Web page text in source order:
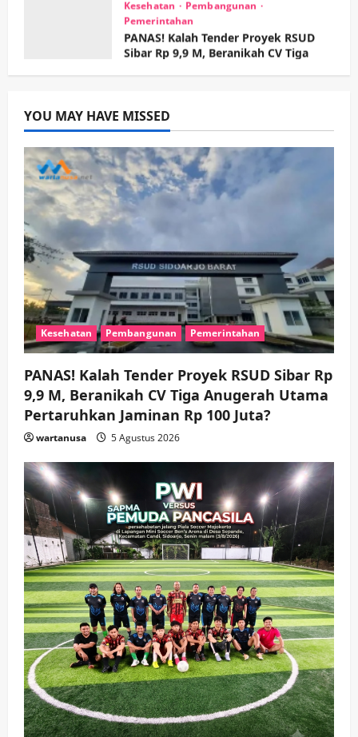
PANAS! Kalah Tender Proyek RSUD
Sibar Rp 9,9 M, Beranikah CV Tiga
Anugerah Utama Pertaruhkan
Jaminan Rp 100 Juta?
wartanusa 5 Agustus 2026
2
PWI dan Sapma PP Sidoarjo
Memanaskan Mesin Menuju Piala
wartanusa 5 Agustus 2026
3
Ekonomi Hiburan Pemerintahan
HOT NEWS: Ribuan Warga Wage
Tumplek Blek di Bazar Rakyat Jalan
Jambu, Borong Kuliner UMKM Sambil
wartanusa 4 Agustus 2026
Keagamaan Pemerintahan
Pemkab Sidoarjo & Muhammadiyah
Sinergi Permudah Perizinan, Wakaf,
hingga Hibah
5
Keagamaan Pemerintahan
Hadir di Pengajian Qurrota A’yun,
Wabup Sidoarjo Minta Doa Jamaah
Agar Tetap Amanah Memimpin
wartanusa 4 Agustus 2026
YOU MAY HAVE MISSED
Kesehatan Pembangunan Pemerintahan
PANAS! Kalah Tender Proyek RSUD Sibar Rp
9,9 M, Beranikah CV Tiga Anugerah Utama
Pertaruhkan Jaminan Rp 100 Juta?
wartanusa 5 Agustus 2026